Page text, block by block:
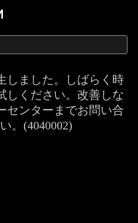
しました。しばらく時
しください。改善しな
センターまでお問い合
。(4040002)